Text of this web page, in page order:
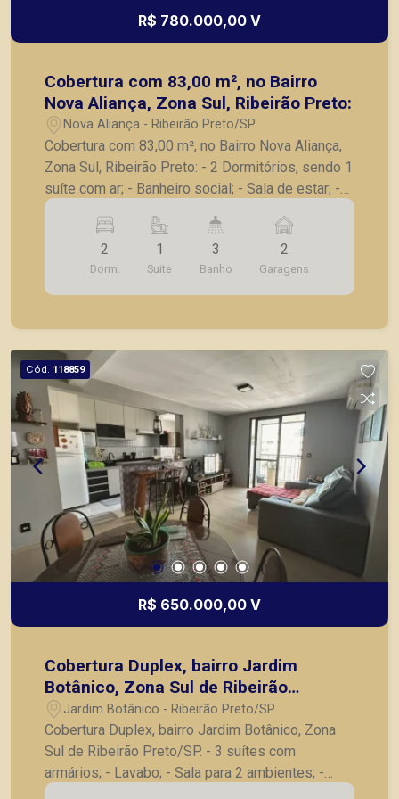
R$ 780.000,00 V
Cobertura com 83,00 m², no Bairro
Nova Aliança, Zona Sul, Ribeirão Preto:
Nova Aliança - Ribeirão Preto/SP
Cobertura com 83,00 m², no Bairro Nova Aliança,
Zona Sul, Ribeirão Preto: - 2 Dormitórios, sendo 1
suíte com ar; - Banheiro social; - Sala de estar; -
Cozinha planejada; - Área de serviço; Andar
superior; - Sala de tv; - Lavabo; - Varanda gourmet
com churrasqueira; - 2 Vagas de garagem; A
Piramid tem como objetivo atender seus clientes
com agilidade e segurança, em locação, vendas
Preto.
2
Dorm.
1
Suite
3
Banho
2
Garagens
Cód. 118859
R$ 650.000,00 V
Cobertura Duplex, bairro Jardim
Botânico, Zona Sul de Ribeirão
Preto/SP.
Jardim Botânico - Ribeirão Preto/SP
Cobertura Duplex, bairro Jardim Botânico, Zona
Sul de Ribeirão Preto/SP. - 3 suítes com
armários; - Lavabo; - Sala para 2 ambientes; -
Cozinha planejada; - Varanda gourmet; - Cozinha